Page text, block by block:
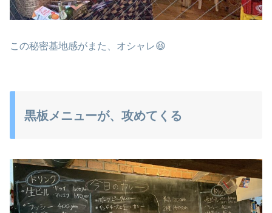
この秘密基地感がまた、オシャレ😆
黒板メニューが、攻めてくる